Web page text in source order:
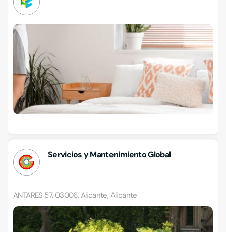
Servicios y Mantenimiento Global
ANTARES 57, 03006, Alicante, Alicante